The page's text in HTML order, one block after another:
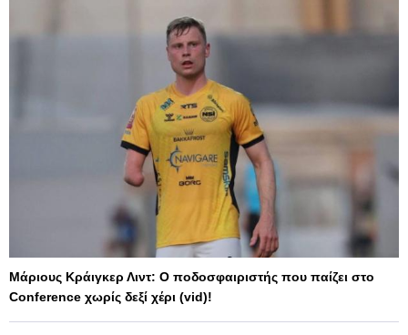
Μάριους Κράιγκερ Λιντ: Ο ποδοσφαιριστής που παίζει στο
Conference χωρίς δεξί χέρι (vid)!